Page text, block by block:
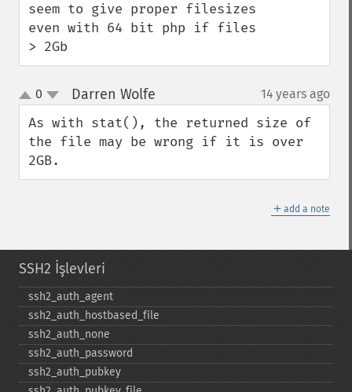
seem to give proper filesizes
even with 64 bit php if files
> 2Gb
up
down
0 Darren Wolfe 14 years ago
As with stat(), the returned size of
the file may be wrong if it is over
2GB.
＋ add a note
SSH2 İşlevleri
ssh2_​auth_​agent
ssh2_​auth_​hostbased_​file
ssh2_​auth_​none
ssh2_​auth_​password
ssh2_​auth_​pubkey